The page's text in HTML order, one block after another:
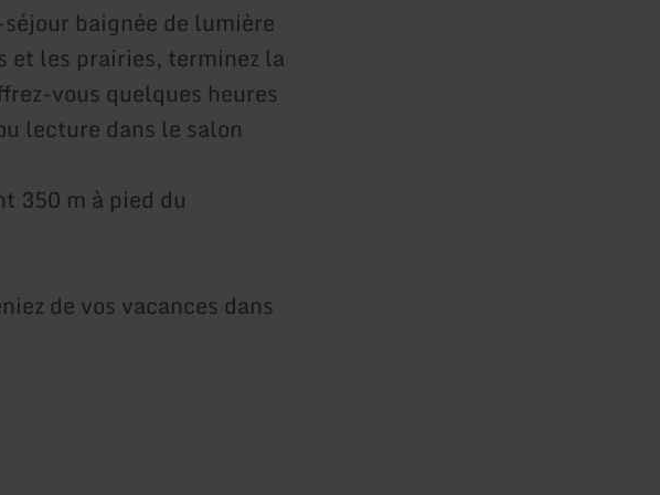
baignée de lumière
et les prairies, terminez la
vous quelques heures
lecture dans le salon
350 m à pied du
de vos vacances dans